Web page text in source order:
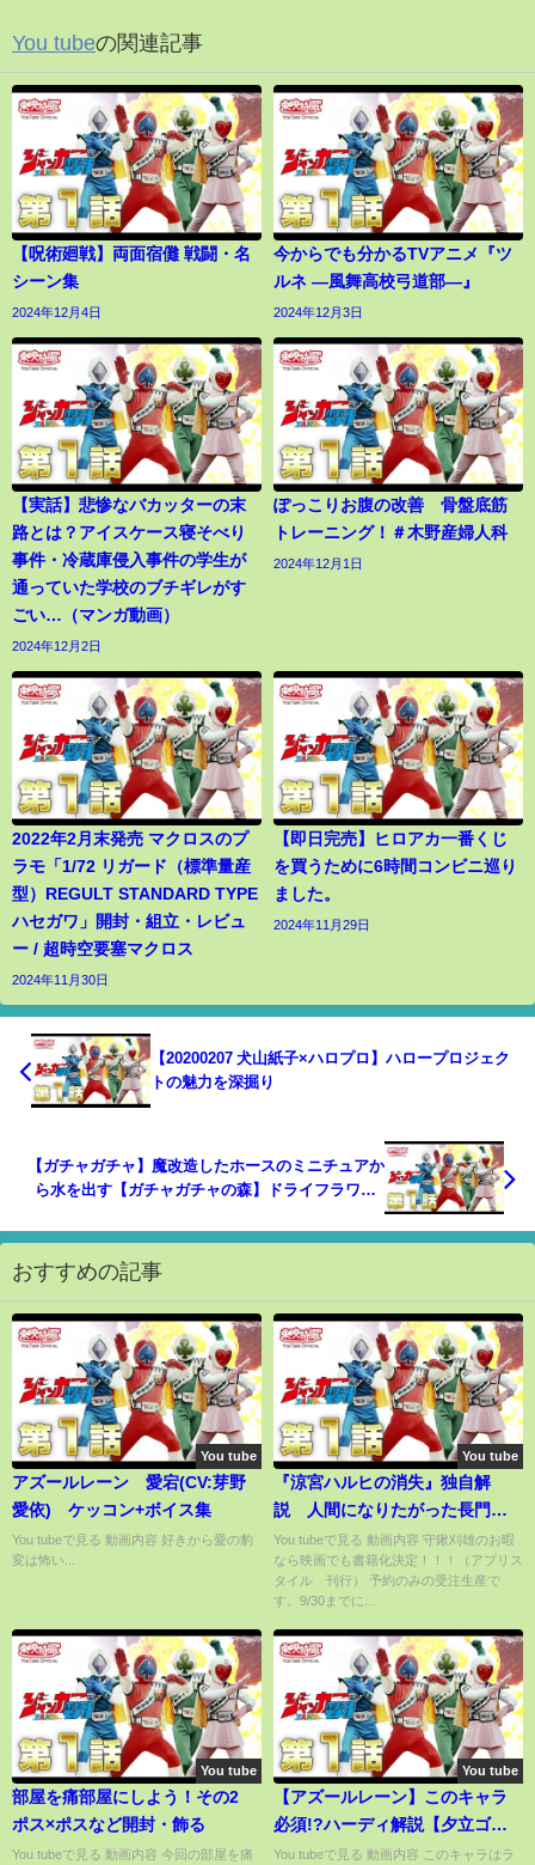
You tubeの関連記事
【呪術廻戦】両面宿儺 戦闘・名
シーン集
2024年12月4日
今からでも分かるTVアニメ『ツ
ルネ ―風舞高校弓道部―』
2024年12月3日
【実話】悲惨なバカッターの末
路とは？アイスケース寝そべり
事件・冷蔵庫侵入事件の学生が
通っていた学校のブチギレがす
ごい…（マンガ動画）
2024年12月2日
ぽっこりお腹の改善 骨盤底筋
トレーニング！＃木野産婦人科
2024年12月1日
2022年2月末発売 マクロスのプ
ラモ「1/72 リガード（標準量産
型）REGULT STANDARD TYPE
ハセガワ」開封・組立・レビュ
ー / 超時空要塞マクロス
2024年11月30日
【即日完売】ヒロアカ一番くじ
を買うために6時間コンビニ巡り
ました。
2024年11月29日
【20200207 犬山紙子×ハロプロ】ハロープロジェク
トの魅力を深掘り
【ガチャガチャ】魔改造したホースのミニチュアか
ら水を出す【ガチャガチャの森】ドライフラワー /
おすすめの記事
You tube
アズールレーン 愛宕(CV:芽野
愛依) ケッコン+ボイス集
You tubeで見る 動画内容 好きから愛の豹
変は怖い...
You tube
『涼宮ハルヒの消失』独自解
説 人間になりたがった長門
The Disappearance of Haruhi
Suzumiya
You tubeで見る 動画内容 守鍬刈雄のお暇
なら映画でも書籍化決定！！！（アプリス
タイル 刊行） 予約のみの受注生産で
す。9/30までに...
You tube
部屋を痛部屋にしよう！その2
ポス×ポスなど開封・飾る
You tubeで見る 動画内容 今回の部屋を痛
You tube
【アズールレーン】このキャラ
必須!?ハーディ解説【夕立ゴリ
ラ】
You tubeで見る 動画内容 このキャラはラ